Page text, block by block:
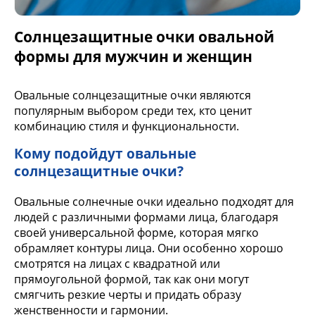
Солнцезащитные очки овальной
формы для мужчин и женщин
Овальные солнцезащитные очки являются
популярным выбором среди тех, кто ценит
комбинацию стиля и функциональности.
Кому подойдут овальные
солнцезащитные очки?
Овальные солнечные очки идеально подходят для
людей с различными формами лица, благодаря
своей универсальной форме, которая мягко
обрамляет контуры лица. Они особенно хорошо
смотрятся на лицах с квадратной или
прямоугольной формой, так как они могут
смягчить резкие черты и придать образу
женственности и гармонии.